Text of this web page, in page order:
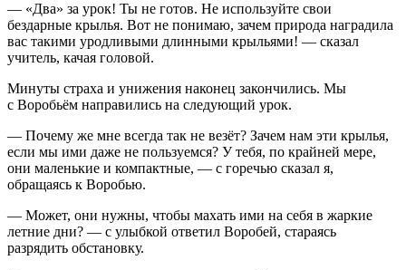
— «Два» за урок! Ты не готов. Не используйте свои
бездарные крылья. Вот не понимаю, зачем природа наградила
вас такими уродливыми длинными крыльями! — сказал
учитель, качая головой.
Минуты страха и унижения наконец закончились. Мы
с Воробьём направились на следующий урок.
— Почему же мне всегда так не везёт? Зачем нам эти крылья,
если мы ими даже не пользуемся? У тебя, по крайней мере,
они маленькие и компактные, — с горечью сказал я,
обращаясь к Воробью.
— Может, они нужны, чтобы махать ими на себя в жаркие
летние дни? — с улыбкой ответил Воробей, стараясь
разрядить обстановку.